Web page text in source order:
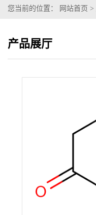
您当前的位置： 网站首页 >
产品展厅